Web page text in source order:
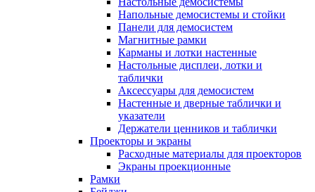
Напольные демосистемы и стойки
Панели для демосистем
Магнитные рамки
Карманы и лотки настенные
Настольные дисплеи, лотки и
таблички
Аксессуары для демосистем
Настенные и дверные таблички и
указатели
Держатели ценников и таблички
Проекторы и экраны
Расходные материалы для проекторов
Экраны проекционные
Рамки